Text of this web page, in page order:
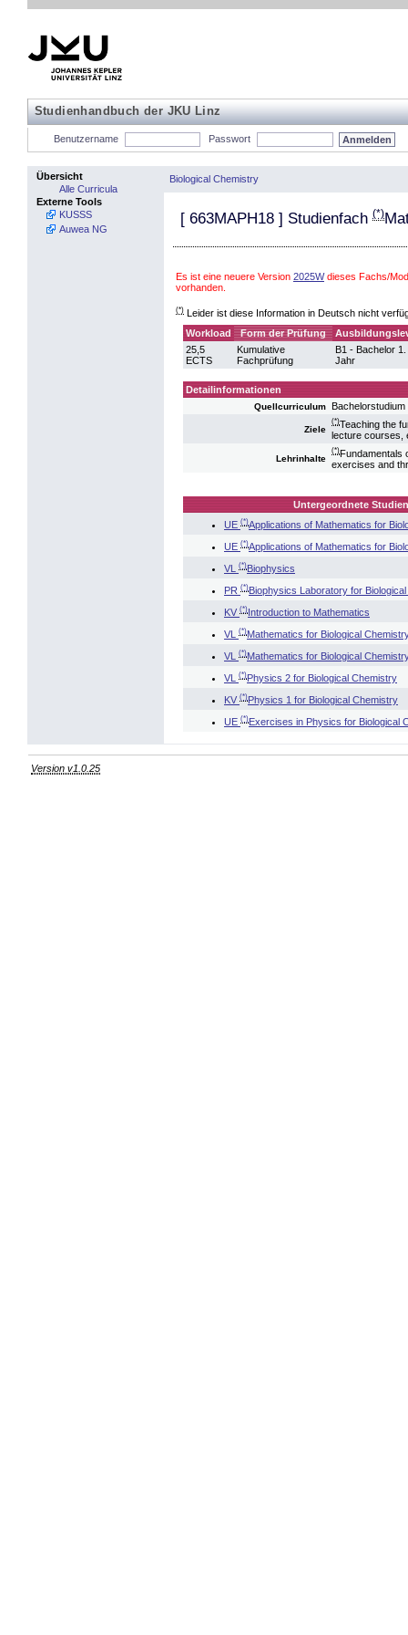
Studienhandbuch der JKU Linz
Benutzername Passwort
Übersicht
Alle Curricula
Externe Tools
KUSSS
Auwea NG
Biological Chemistry
[ 663MAPH18 ] Studienfach (*)
Es ist eine neuere Version 2025Wdieses Fachs/
vorhanden.
(*) Leider ist diese Information in Deutsch nicht
Workload
Form der Prüfung
25,5
ECTS
Kumulative
Fachprüfung
B1 - Bachelor 1.
Jahr
Detailinformationen
Quellcurriculum
Ziele
(*)Teaching the
lecture courses,
Lehrinhalte
(*)Fundamentals
exercises and
Untergeordnete
UE (*)Applications of Mathematics for
UE (*)Applications of Mathematics for
VL
(*)Biophysics
PR (*)Biophysics Laboratory for
KV (*)Introduction to Mathematics
VL
(*)Mathematics for Biological
VL
(*)Mathematics for Biological
VL
(*)Physics 2 for Biological Chemistry
KV (*)Physics 1 for Biological Chemistry
UE (*)Exercises in Physics for Biological
Version v1.0.25